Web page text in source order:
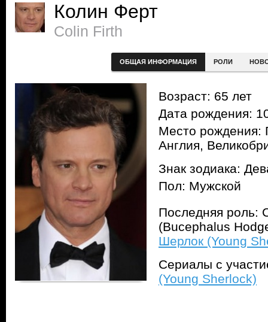
Колин Ферт
Colin Firth
ОБЩАЯ ИНФОРМАЦИЯ РОЛИ
Возраст: 65 лет
Дата рождения:
Место рождения:
Англия,
Знак зодиака:
Пол: Мужской
Последняя роль:
(Bucephalus
Шерлок (Young
Сериалы с
(Young Sherlock)